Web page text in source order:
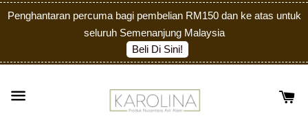
Penghantaran percuma bagi pembelian RM150 dan ke atas untuk
seluruh Semenanjung Malaysia
Beli Di Sini!